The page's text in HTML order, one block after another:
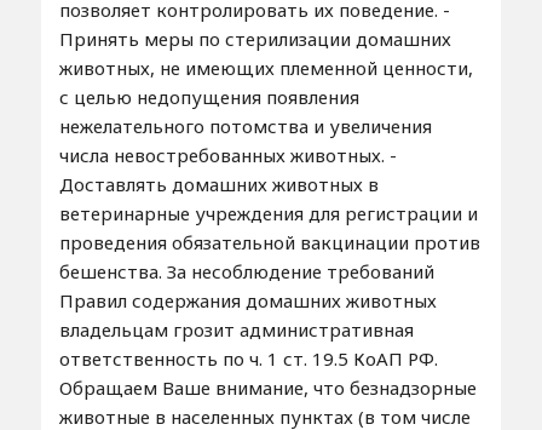
позволяет контролировать их поведение. -
Принять меры по стерилизации домашних
животных, не имеющих племенной ценности,
с целью недопущения появления
нежелательного потомства и увеличения
числа невостребованных животных. -
Доставлять домашних животных в
ветеринарные учреждения для регистрации и
проведения обязательной вакцинации против
бешенства. За несоблюдение требований
Правил содержания домашних животных
владельцам грозит административная
ответственность по ч. 1 ст. 19.5 КоАП РФ.
Обращаем Ваше внимание, что безнадзорные
животные в населенных пунктах (в том числе